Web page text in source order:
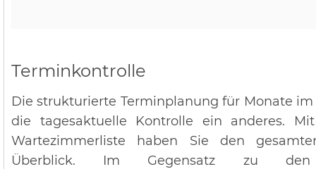
Terminkontrolle
Die strukturierte Terminplanung für Monate im
die tagesaktuelle Kontrolle ein anderes.
Wartezimmerliste haben Sie den
Überblick. Im Gegensatz zu den